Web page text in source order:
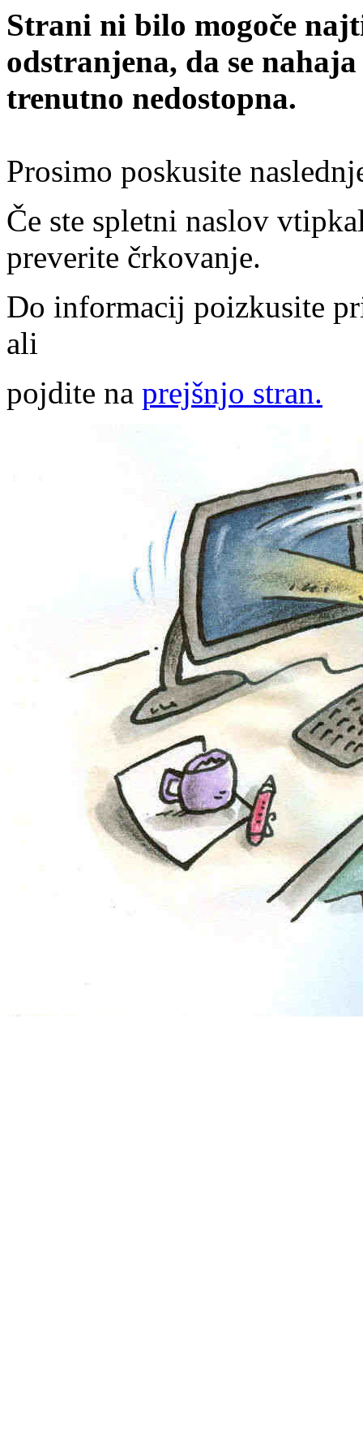
Strani ni bilo mogoče
odstranjena, da se
trenutno nedostopna.
Prosimo poskusite
Če ste spletni naslov
preverite črkovanje.
Do informacij poizkusite
ali
pojdite na prejšnjo stran.